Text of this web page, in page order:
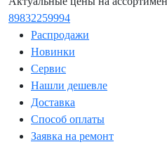
89832259994
Распродажи
Новинки
Сервис
Нашли дешевле
Доставка
Способ оплаты
Заявка на ремонт